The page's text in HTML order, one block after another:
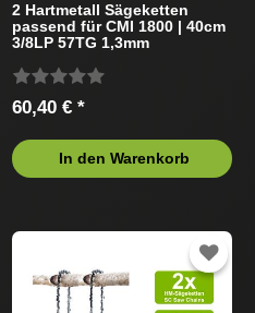
2 Hartmetall Sägeketten
passend für CMI 1800 | 40cm
3/8LP 57TG 1,3mm
60,40 € *
In den Warenkorb